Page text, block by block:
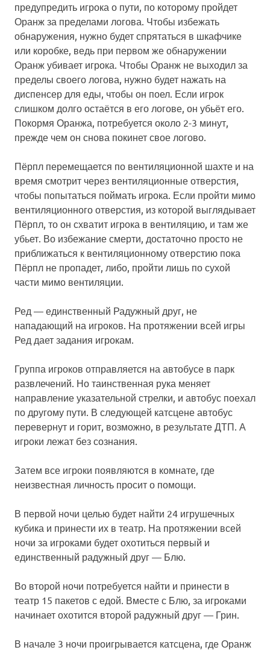
предупредить игрока о пути, по которому пройдет
Оранж за пределами логова. Чтобы избежать
обнаружения, нужно будет спрятаться в шкафчике
или коробке, ведь при первом же обнаружении
Оранж убивает игрока. Чтобы Оранж не выходил за
пределы своего логова, нужно будет нажать на
диспенсер для еды, чтобы он поел. Если игрок
слишком долго остаётся в его логове, он убьёт его.
Покормя Оранжа, потребуется около 2-3 минут,
прежде чем он снова покинет свое логово.
Пёрпл перемещается по вентиляционной шахте и на
время смотрит через вентиляционные отверстия,
чтобы попытаться поймать игрока. Если пройти мимо
вентиляционного отверстия, из которой выглядывает
Пёрпл, то он схватит игрока в вентиляцию, и там же
убьет. Во избежание смерти, достаточно просто не
приближаться к вентиляционному отверстию пока
Пёрпл не пропадет, либо, пройти лишь по сухой
части мимо вентиляции.
Ред — единственный Радужный друг, не
нападающий на игроков. На протяжении всей игры
Ред дает задания игрокам.
Группа игроков отправляется на автобусе в парк
развлечений. Но таинственная рука меняет
направление указательной стрелки, и автобус поехал
по другому пути. В следующей катсцене автобус
перевернут и горит, возможно, в результате ДТП. А
игроки лежат без сознания.
Затем все игроки появляются в комнате, где
неизвестная личность просит о помощи.
В первой ночи целью будет найти 24 игрушечных
кубика и принести их в театр. На протяжении всей
ночи за игроками будет охотиться первый и
единственный радужный друг — Блю.
Во второй ночи потребуется найти и принести в
театр 15 пакетов с едой. Вместе с Блю, за игроками
начинает охотится второй радужный друг — Грин.
В начале 3 ночи проигрывается катсцена, где Оранж